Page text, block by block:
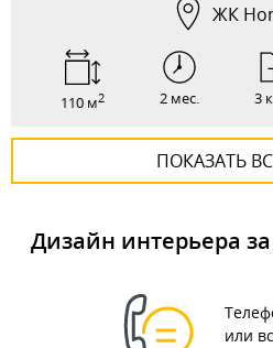
ЖК
110 м2 2 мес. 3
ПОКАЗАТЬ
Дизайн интерьера
или